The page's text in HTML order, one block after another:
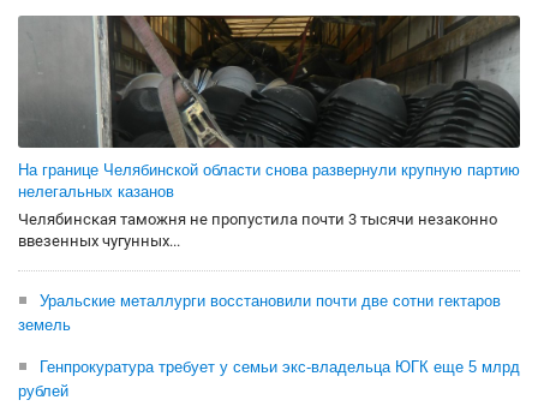
На границе Челябинской области снова развернули крупную партию
нелегальных казанов
Челябинская таможня не пропустила почти 3 тысячи незаконно
ввезенных чугунных...
Уральские металлурги восстановили почти две сотни гектаров
земель
Генпрокуратура требует у семьи экс-владельца ЮГК еще 5 млрд
рублей